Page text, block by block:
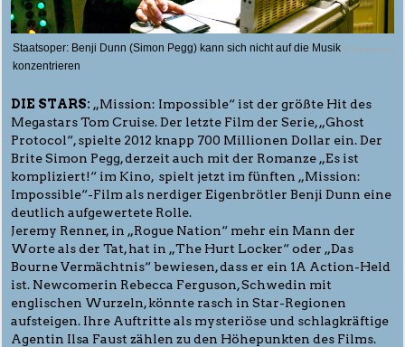
Staatsoper: Benji Dunn (Simon Pegg) kann sich nicht auf die Musik
konzentrieren
© Paramount
DIE STARS: „Mission: Impossible“ ist der größte Hit des
Megastars Tom Cruise. Der letzte Film der Serie, „Ghost
Protocol“, spielte 2012 knapp 700 Millionen Dollar ein. Der
Brite Simon Pegg, derzeit auch mit der Romanze „Es ist
kompliziert!“ im Kino, spielt jetzt im fünften „Mission:
Impossible“-Film als nerdiger Eigenbrötler Benji Dunn eine
deutlich aufgewertete Rolle.
Jeremy Renner, in „Rogue Nation“ mehr ein Mann der
Worte als der Tat, hat in „The Hurt Locker“ oder „Das
Bourne Vermächtnis“ bewiesen, dass er ein 1A Action-Held
ist. Newcomerin Rebecca Ferguson, Schwedin mit
englischen Wurzeln, könnte rasch in Star-Regionen
aufsteigen. Ihre Auftritte als mysteriöse und schlagkräftige
Agentin Ilsa Faust zählen zu den Höhepunkten des Films.